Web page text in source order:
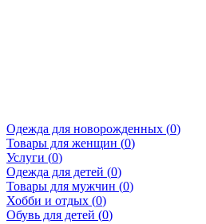
Одежда для новорожденных (0)
Товары для женщин (0)
Услуги (0)
Одежда для детей (0)
Товары для мужчин (0)
Хобби и отдых (0)
Обувь для детей (0)